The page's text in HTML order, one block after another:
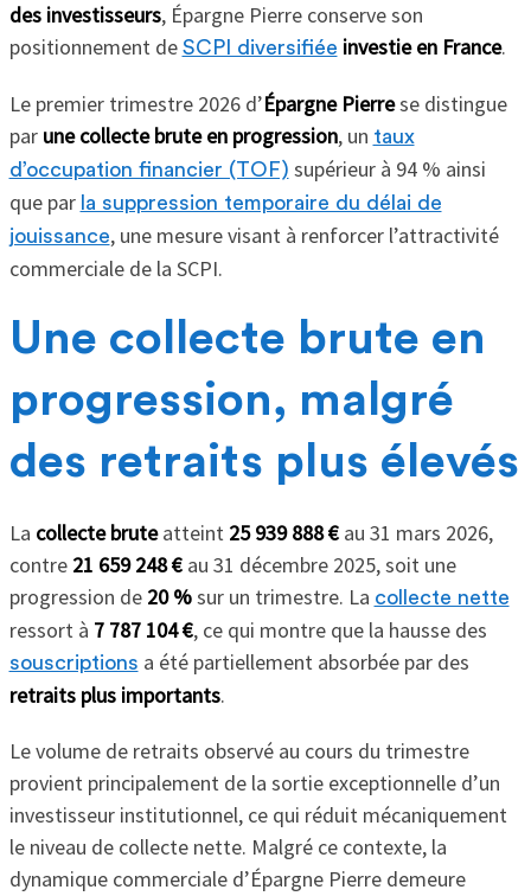
des investisseurs, Épargne Pierre conserve son
positionnement de SCPI diversifiée investie en France.
Le premier trimestre 2026 d’Épargne Pierrese distingue
par une collecte brute en progression, un taux
d’occupation financier (TOF) supérieur à 94 % ainsi
que par la suppression temporaire du délai de
jouissance, une mesure visant à renforcer l’attractivité
commerciale de la SCPI.
Une collecte brute en
progression, malgré
des retraits plus élevés
La collecte bruteatteint 25 939 888 €au 31 mars 2026,
contre 21 659 248 €au 31 décembre 2025, soit une
progression de 20 %sur un trimestre. La collecte nette
ressort à 7 787 104 €, ce qui montre que la hausse des
souscriptions a été partiellement absorbée par des
retraits plus importants.
Le volume de retraits observé au cours du trimestre
provient principalement de la sortie exceptionnelle d’un
investisseur institutionnel, ce qui réduit mécaniquement
le niveau de collecte nette. Malgré ce contexte, la
dynamique commerciale d’Épargne Pierre demeure